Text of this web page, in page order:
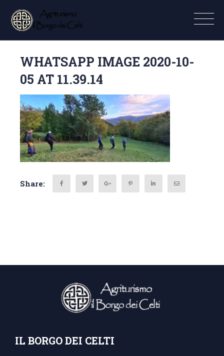
WHATSAPP IMAGE 2020-10-
05 AT 11.39.14
Share:
IL BORGO DEI CELTI